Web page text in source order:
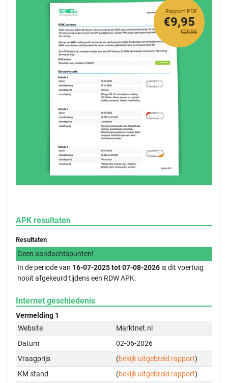
Rapport PDF
€29,95
€9,95
APK resultaten
Resultaten
Geen aandachtspunten!
In de periode van 16-07-2025 tot 07-08-2026 is dit voertuig
nooit afgekeurd tijdens een RDW APK.
Internet geschiedenis
Vermelding 1
Website
Marktnet.nl
Datum
02-06-2026
Vraagprijs
(bekijk uitgebreid rapport)
KM stand
(bekijk uitgebreid rapport)